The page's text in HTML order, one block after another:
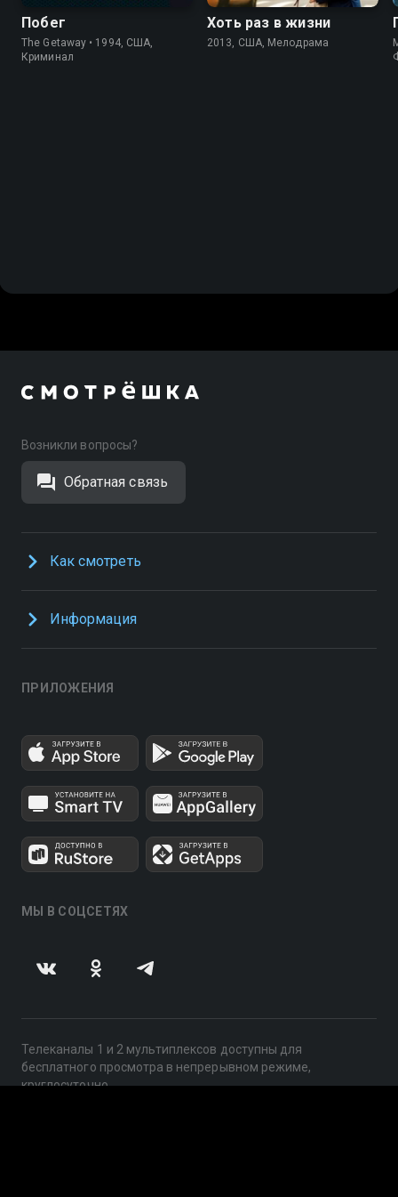
Побег
The Getaway • 1994, США,
Криминал
Хоть раз в жизни
2013, США, Мелодрама
Возникли вопросы?
Обратная связь
Как смотреть
Информация
ПРИЛОЖЕНИЯ
МЫ В СОЦСЕТЯХ
Телеканалы 1 и 2 мультиплексов доступны для
бесплатного просмотра в непрерывном режиме,
круглосуточно.